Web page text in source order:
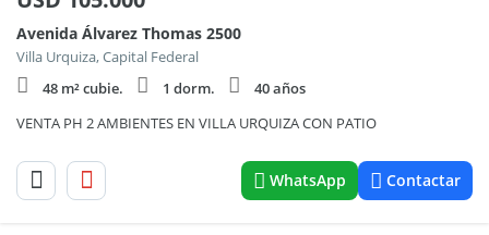
Avenida Álvarez Thomas 2500
Villa Urquiza, Capital Federal
48 m² cubie.
1 dorm.
40 años
VENTA PH 2 AMBIENTES EN VILLA URQUIZA CON PATIO
WhatsApp Contactar